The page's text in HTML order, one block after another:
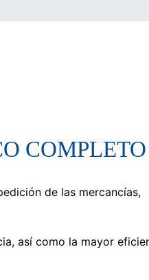
COMPLETO
de las mercancías,
así como la mayor